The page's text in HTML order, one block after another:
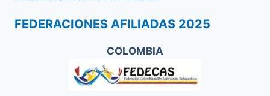
FEDERACIONES AFILIADAS 2025
COLOMBIA